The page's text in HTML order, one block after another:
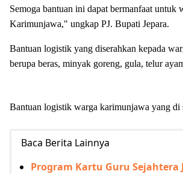
Semoga bantuan ini dapat bermanfaat untuk
Karimunjawa," ungkap PJ. Bupati Jepara.
Bantuan logistik yang diserahkan kepada
berupa beras, minyak goreng, gula, telur
Bantuan logistik warga karimunjawa yang di
Baca Berita Lainnya
Program Kartu Guru Sejahtera